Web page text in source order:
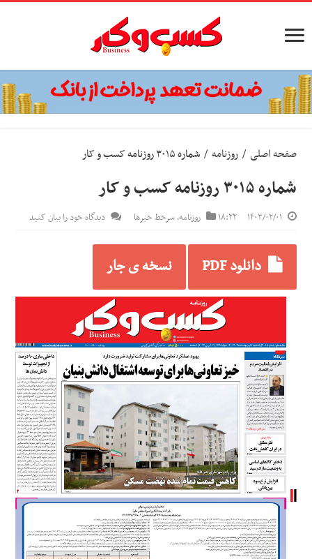
صفحه اصلی / روزنامه / شماره ۳۰۱۵ روزنامه کسب و کار
شماره ۳۰۱۵ روزنامه کسب و کار
۱۴۰۳/۰۲/۰۱ ۱۸:۲۲ روزنامه,سرخط خبرها دیدگاه خود را بیان کنید
دانلود PDF نسخه ی جار